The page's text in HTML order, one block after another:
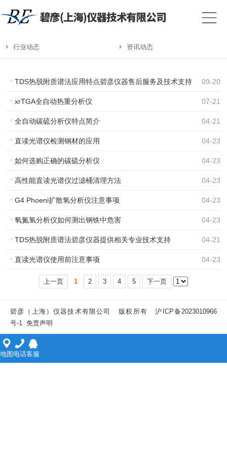
行业动态 资讯动态
09-20
TDS热脱附质谱法应用特点碧彦仪器售后服务及技术支持
07-21
xrTGA全自动热重分析仪
04-21
全自动碳硫分析仪特点简介
04-23
直读光谱仪检测钢材的应用
04-23
如何选购正确的碳硫分析仪
04-23
高性能直读光谱仪过滤桶清理方法
04-23
G4 Phoeni扩散氢分析仪注意事项
04-23
氧氮氢分析仪如何测出钢铁中危害
04-21
TDS热脱附质谱法碧彦仪器提供相关专业技术支持
04-23
直读光谱仪使用前注意事项
上一页 1 2 3 4 5 下一页
碧彦（上海）仪器技术有限公司 版权所有沪ICP备2023010966
号-1 免责声明
地图 电话客服